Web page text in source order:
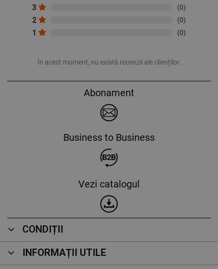
3 (0)
2 (0)
1 (0)
În acest moment, nu există recenzii ale clienților.
Abonament
Business to Business
Vezi catalogul
CONDIȚII
INFORMAȚII UTILE